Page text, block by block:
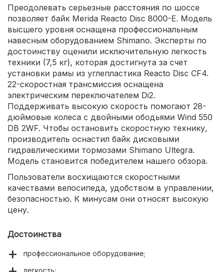
Преодолевать серьезные расстояния по шоссе
позволяет байк Merida Reacto Disc 8000-E. Модель
высшего уровня оснащена профессиональным
навесным оборудованием Shimano. Эксперты по
достоинству оценили исключительную легкость
техники (7,5 кг), которая достигнута за счет
установки рамы из углепластика Reacto Disc CF4.
22-скоростная трансмиссия оснащена
электрическим переключателем Di2.
Поддерживать высокую скорость помогают 28-
дюймовые колеса с двойными ободьями Wind 550
DB 2WF. Чтобы остановить скоростную технику,
производитель оснастил байк дисковыми
гидравлическими тормозами Shimano Ultegra.
Модель становится победителем нашего обзора.
Пользователи восхищаются скоростными
качествами велосипеда, удобством в управлении,
безопасностью. К минусам они относят высокую
цену.
Достоинства
профессиональное оборудование;
легкость;